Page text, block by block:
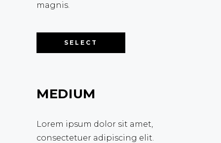
magnis.
SELECT
MEDIUM
Lorem ipsum dolor sit amet,
consectetuer adipiscing elit.